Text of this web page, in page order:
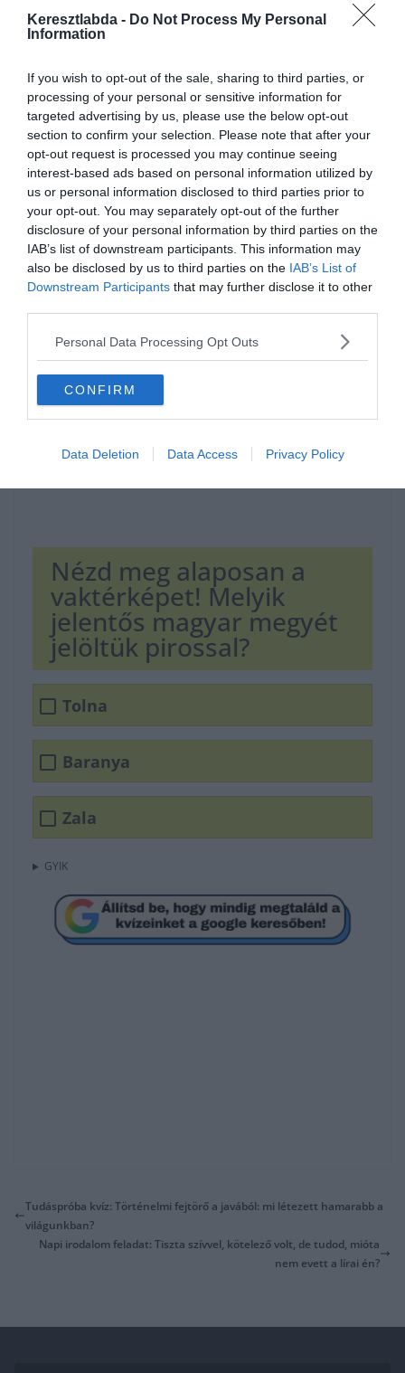
Keresztlabda - Do Not Process My Personal
Information
If you wish to opt-out of the sale, sharing to third parties, or
processing of your personal or sensitive information for
targeted advertising by us, please use the below opt-out
section to confirm your selection. Please note that after your
opt-out request is processed you may continue seeing
interest-based ads based on personal information utilized by
us or personal information disclosed to third parties prior to
your opt-out. You may separately opt-out of the further
disclosure of your personal information by third parties on the
IAB’s list of downstream participants. This information may
also be disclosed by us to third parties on the IAB’s List of
Downstream Participants that may further disclose it to other
Personal Data Processing Opt Outs
CONFIRM
Data Deletion Data Access Privacy Policy
és továbbiérdekes napi
feladatokat találhatsz!
Hirdetés
Nézd meg alaposan a
vaktérképet! Melyik
jelentős magyar megyét
jelöltük pirossal?
Tolna
Baranya
Zala
GYIK
Tudáspróba kvíz: Történelmi fejtörő a javából: mi létezett hamarabb a
világunkban?
Napi irodalom feladat: Tiszta szívvel, kötelező volt, de tudod, mióta
nem evett a lírai én?